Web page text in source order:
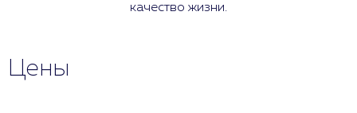
качество жизни.
Цены